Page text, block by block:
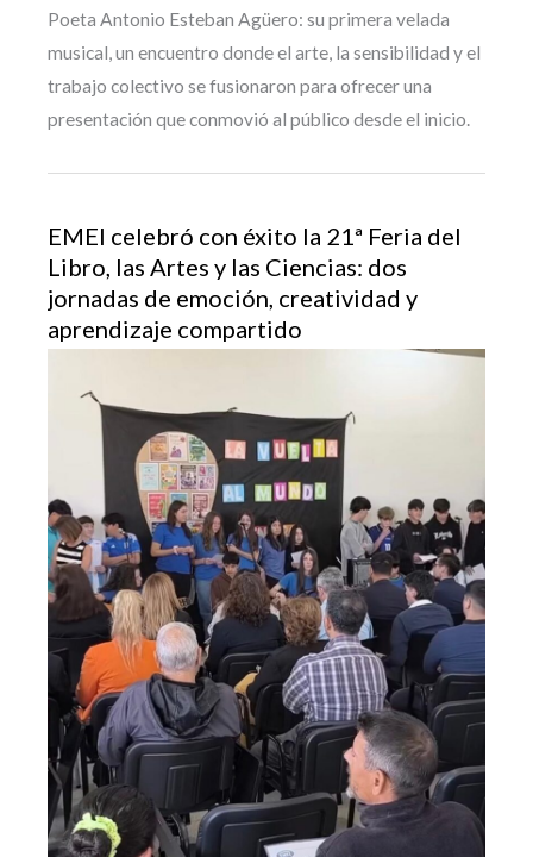
Poeta Antonio Esteban Agüero: su primera velada
musical, un encuentro donde el arte, la sensibilidad y el
trabajo colectivo se fusionaron para ofrecer una
presentación que conmovió al público desde el inicio.
EMEI celebró con éxito la 21ª Feria del
Libro, las Artes y las Ciencias: dos
jornadas de emoción, creatividad y
aprendizaje compartido